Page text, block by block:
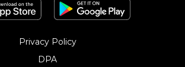
Privacy Policy
DPA